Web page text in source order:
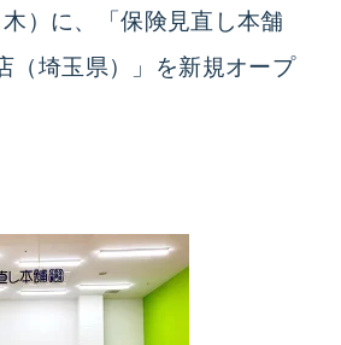
）に、「保険見直し本舗
（埼玉県）」を新規オープ